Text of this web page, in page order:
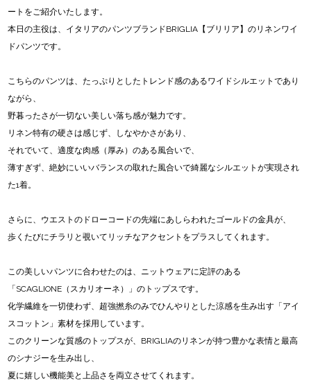
ートをご紹介いたします。
本日の主役は、イタリアのパンツブランドBRIGLIA【ブリリア】のリネンワイ
ドパンツです。
こちらのパンツは、たっぷりとしたトレンド感のあるワイドシルエットであり
ながら、
野暮ったさが一切ない美しい落ち感が魅力です。
リネン特有の硬さは感じず、しなやかさがあり、
それでいて、適度な肉感（厚み）のある風合いで、
薄すぎず、絶妙にいいバランスの取れた風合いで綺麗なシルエットが実現され
た1着。
さらに、ウエストのドローコードの先端にあしらわれたゴールドの金具が、
歩くたびにチラリと覗いてリッチなアクセントをプラスしてくれます。
この美しいパンツに合わせたのは、ニットウェアに定評のある
「SCAGLIONE（スカリオーネ）」のトップスです。
化学繊維を一切使わず、超強撚糸のみでひんやりとした涼感を生み出す「アイ
スコットン」素材を採用しています。
このクリーンな質感のトップスが、BRIGLIAのリネンが持つ豊かな表情と最高
のシナジーを生み出し、
夏に嬉しい機能美と上品さを両立させてくれます。